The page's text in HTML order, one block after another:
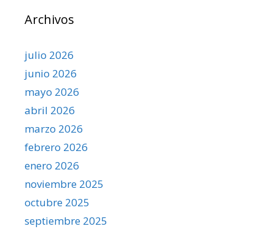
Archivos
julio 2026
junio 2026
mayo 2026
abril 2026
marzo 2026
febrero 2026
enero 2026
noviembre 2025
octubre 2025
septiembre 2025